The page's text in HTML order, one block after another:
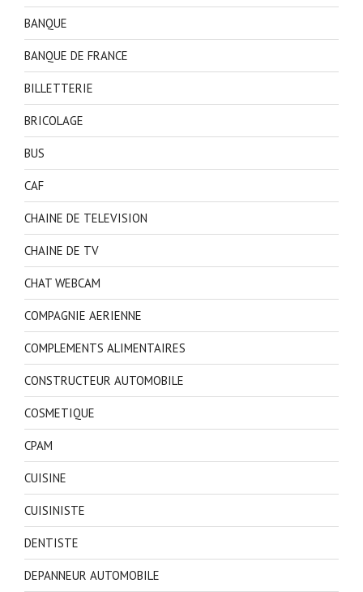
BANQUE
BANQUE DE FRANCE
BILLETTERIE
BRICOLAGE
BUS
CAF
CHAINE DE TELEVISION
CHAINE DE TV
CHAT WEBCAM
COMPAGNIE AERIENNE
COMPLEMENTS ALIMENTAIRES
CONSTRUCTEUR AUTOMOBILE
COSMETIQUE
CPAM
CUISINE
CUISINISTE
DENTISTE
DEPANNEUR AUTOMOBILE